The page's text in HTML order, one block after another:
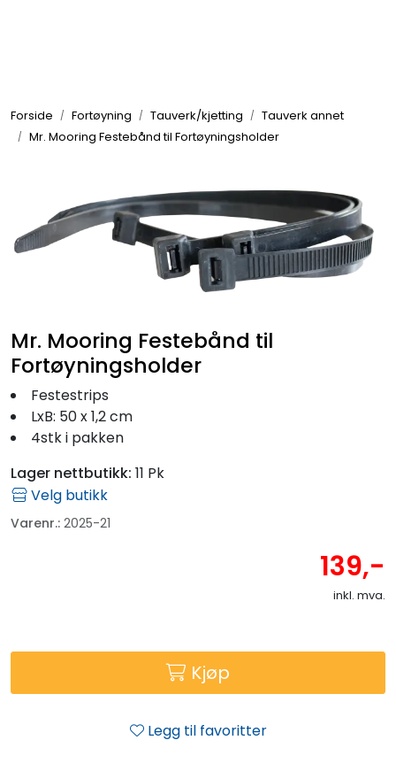
Forside Fortøyning Tauverk/kjetting
Tauverk annet
Mr. Mooring Festebånd til Fortøyningsholder
Mr. Mooring Festebånd til
Fortøyningsholder
Festestrips
LxB: 50 x 1,2 cm
4stk i pakken
Lager nettbutikk: 11 Pk
Velg butikk
Varenr.: 2025-21
139,-
inkl. mva.
Kjøp
Legg til favoritter
Elektrisk
Komfort
Motor/Styring
Fortøyning
Fritid/Sikkerhet
Båtpleie/Opplag